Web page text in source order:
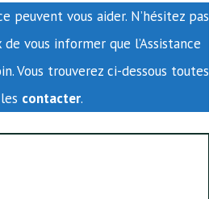
peuvent vous aider. N’hésitez pas
vous informer que l’Assistance
Vous trouverez ci-dessous toutes
contacter.